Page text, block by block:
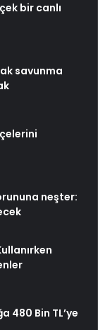
bir canlı
savunma
neşter:
480 Bin TL’ye